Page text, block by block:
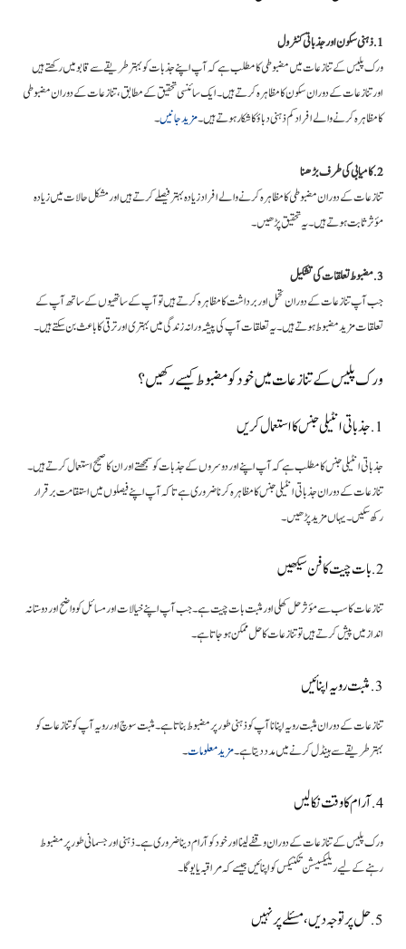
1. ذہنی سکون اور جذباتی کنٹرول
ورک پلیس کے تنازعات میں مضبوطی کا مطلب ہے کہ آپ اپنے جذبات کو بہتر طریقے سے قابو میں رکھتے ہیں
اور تنازعات کے دوران سکون کا مظاہرہ کرتے ہیں۔ ایک سائنسی تحقیق کے مطابق، تنازعات کے دوران مضبوطی
کا مظاہرہ کرنے والے افراد کم ذہنی دباؤ کا شکار ہوتے ہیں۔مزید جانیں۔
2. کامیابی کی طرف بڑھنا
تنازعات کے دوران مضبوطی کا مظاہرہ کرنے والے افراد زیادہ بہتر فیصلے کرتے ہیں اور مشکل حالات میں زیادہ
مؤثر ثابت ہوتے ہیں۔ یہ تحقیق پڑھیں۔
3. مضبوط تعلقات کی تشکیل
جب آپ تنازعات کے دوران تحمل اور برداشت کا مظاہرہ کرتے ہیں تو آپ کے ساتھیوں کے ساتھ آپ کے
تعلقات مزید مضبوط ہوتے ہیں۔ یہ تعلقات آپ کی پیشہ ورانہ زندگی میں بہتری اور ترقی کا باعث بن سکتے ہیں۔
ورک پلیس کے تنازعات میں خود کو مضبوط کیسے رکھیں؟
1. جذباتی انٹیلی جنس کا استعمال کریں
جذباتی انٹیلی جنس کا مطلب ہے کہ آپ اپنے اور دوسروں کے جذبات کو سمجھتے اور ان کا صحیح استعمال کرتے ہیں۔
تنازعات کے دوران جذباتی انٹیلی جنس کا مظاہرہ کرنا ضروری ہے تاکہ آپ اپنے فیصلوں میں استقامت برقرار
رکھ سکیں۔ یہاں مزید پڑھیں۔
2. بات چیت کا فن سیکھیں
تنازعات کا سب سے مؤثر حل کھلی اور مثبت بات چیت ہے۔ جب آپ اپنے خیالات اور مسائل کو واضح اور دوستانہ
انداز میں پیش کرتے ہیں تو تنازعات کا حل ممکن ہو جاتا ہے۔
3. مثبت رویہ اپنائیں
تنازعات کے دوران مثبت رویہ اپنانا آپ کو ذہنی طور پر مضبوط بناتا ہے۔ مثبت سوچ اور رویہ آپ کو تنازعات کو
بہتر طریقے سے ہینڈل کرنے میں مدد دیتا ہے۔مزید معلومات۔
4. آرام کا وقت نکالیں
ورک پلیس کے تنازعات کے دوران وقفے لینا اور خود کو آرام دینا ضروری ہے۔ ذہنی اور جسمانی طور پر مضبوط
رہنے کے لیے ریلیکسیشن تکنیکس کو اپنائیں جیسے کہ مراقبہ یا یوگا۔
5. حل پر توجہ دیں، مسئلے پر نہیں